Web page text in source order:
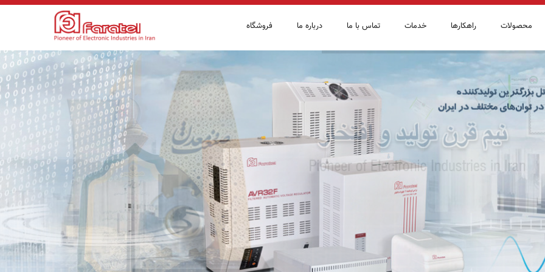
محصولات راهكارها خدمات تماس با ما درباره ما فروشگاه